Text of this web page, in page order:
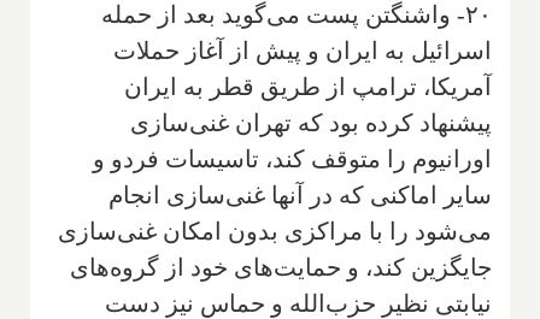
۲۰- واشنگتن پست می‌گوید بعد از حمله
اسرائیل به ایران و پیش از آغاز حملات
آمریکا، ترامپ از طریق قطر به ایران
پیشنهاد کرده بود که تهران غنی‌سازی
اورانیوم را متوقف کند، تاسیسات فردو و
سایر اماکنی که در آنها غنی‌سازی انجام
می‌شود را با مراکزی بدون امکان غنی‌سازی
جایگزین کند، و حمایت‌های خود از گروه‌های
نیابتی نظیر حزب‌الله و حماس نیز دست